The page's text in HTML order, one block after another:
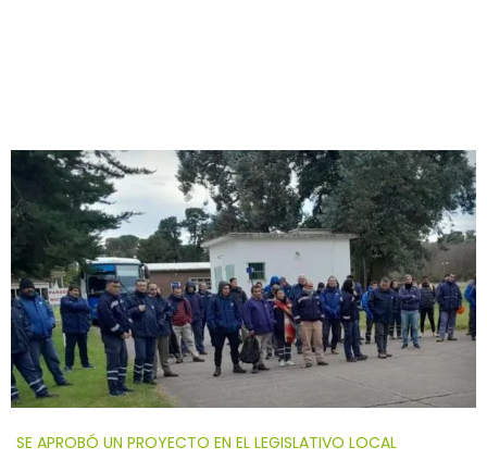
SE APROBÓ UN PROYECTO EN EL LEGISLATIVO LOCAL